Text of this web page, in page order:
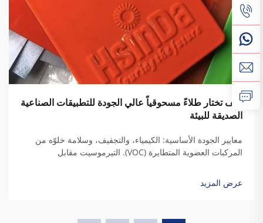
كيف تختار طلاءً مسحوقياً عالي الجودة للتطبيقات الصناعية
الصديقة للبيئة
معايير الجودة الأساسية: الكيمياء، والتجفيف، وسلامة خلوّه من
المركبات العضوية المتطايرة (VOC). التيرموسيت مقابل
الصناعية. وعندما يجف راتنج التيرموسيت، فإنه يكوّن روابط تشعبية
دائمة تمنحه فعلاً...
عرض المزيد